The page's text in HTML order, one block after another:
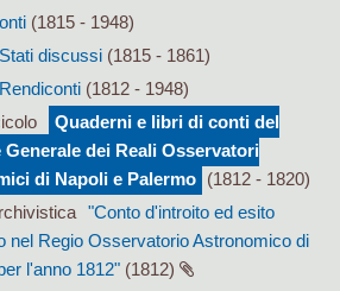
(1815 - 1948)
Stati discussi(1815 - 1861)
Rendiconti(1812 - 1948)
Quaderni e libri di conti del
Generale dei Reali Osservatori
di Napoli e Palermo (1812 - 1820)
"Conto d'introito ed esito
nel Regio Osservatorio Astronomico di
l'anno 1812" (1812)